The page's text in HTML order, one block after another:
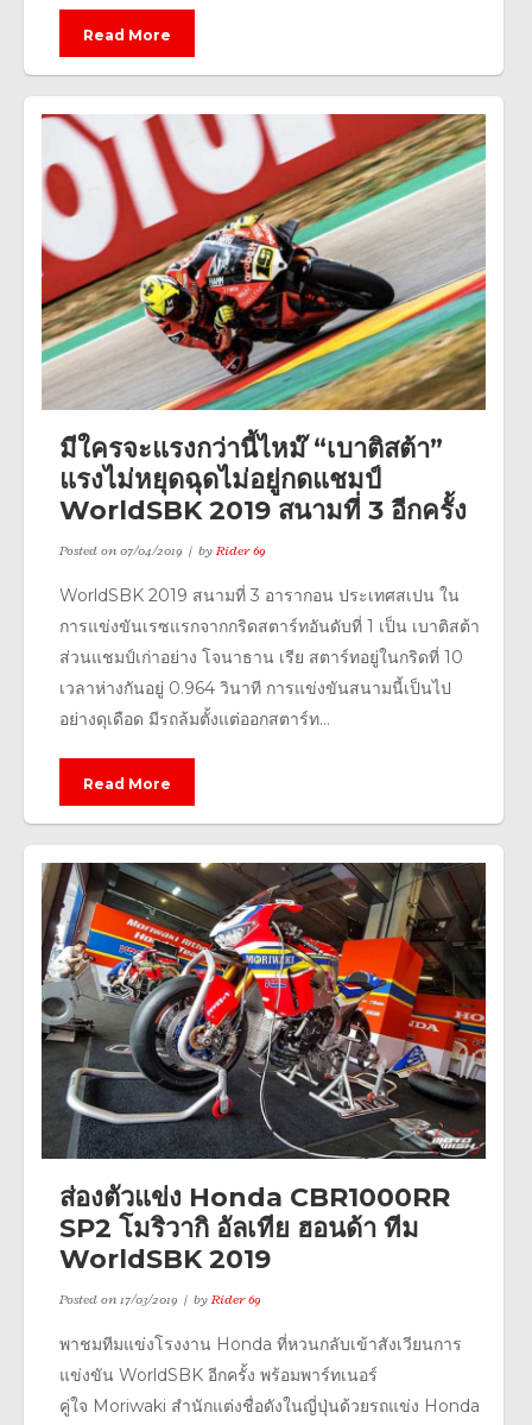
Read More
มีใครจะแรงกว่านี้ไหม๊ “เบาติสต้า”
แรงไม่หยุดฉุดไม่อยู่กดแชมป์
WorldSBK 2019 สนามที่ 3 อีกครั้ง
Posted on07/04/2019 byRider 69
WorldSBK 2019 สนามที่ 3 อารากอน ประเทศสเปน ใน
การแข่งขันเรซแรกจากกริดสตาร์ทอันดับที่ 1 เป็น เบาติสต้า
ส่วนแชมป์เก่าอย่าง โจนาธาน เรีย สตาร์ทอยู่ในกริดที่ 10
เวลาห่างกันอยู่ 0.964 วินาที การแข่งขันสนามนี้เป็นไป
อย่างดุเดือด มีรถล้มตั้งแต่ออกสตาร์ท...
Read More
ส่องตัวแข่ง Honda CBR1000RR
SP2 โมริวากิ อัลเทีย ฮอนด้า ทีม
WorldSBK 2019
Posted on17/03/2019 byRider 69
พาชมทีมแข่งโรงงาน Honda ที่หวนกลับเข้าสังเวียนการ
แข่งขัน WorldSBK อีกครั้ง พร้อมพาร์ทเนอร์
คู่ใจ Moriwaki สำนักแต่งชื่อดังในญี่ปุ่นด้วยรถแข่ง Honda